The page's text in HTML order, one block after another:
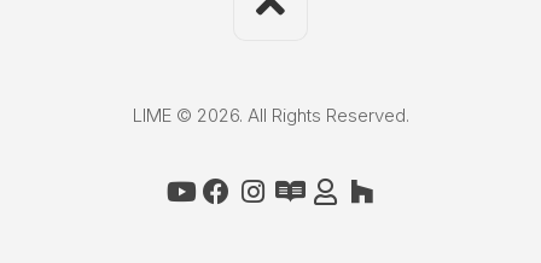
LIME © 2026. All Rights Reserved.